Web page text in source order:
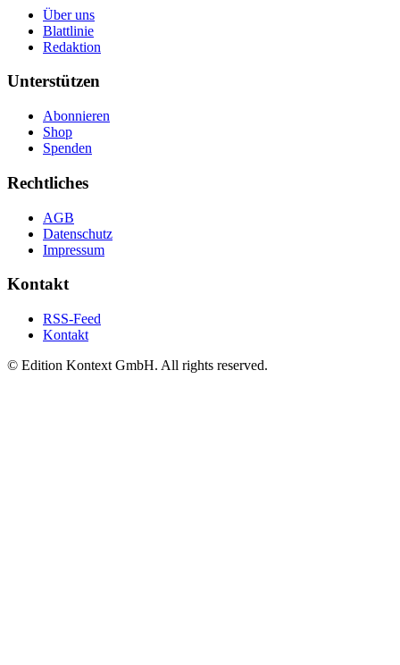
Über uns
Blattlinie
Redaktion
Unterstützen
Abonnieren
Shop
Spenden
Rechtliches
AGB
Datenschutz
Impressum
Kontakt
RSS-Feed
Kontakt
© Edition Kontext GmbH. All rights reserved.